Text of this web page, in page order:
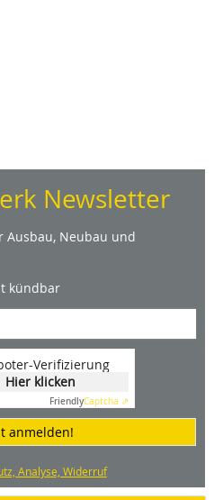
Newsletter
Ausbau, Neubau und
kündbar
Verifizierung
Hier klicken
FriendlyCaptcha ⇗
anmelden!
Analyse, Widerruf